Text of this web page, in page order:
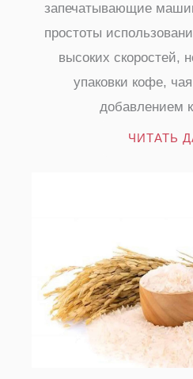
запечатывающие
простоты
высоких скоростей,
упаковки кофе,
добавлением
ЧИТАТЬ